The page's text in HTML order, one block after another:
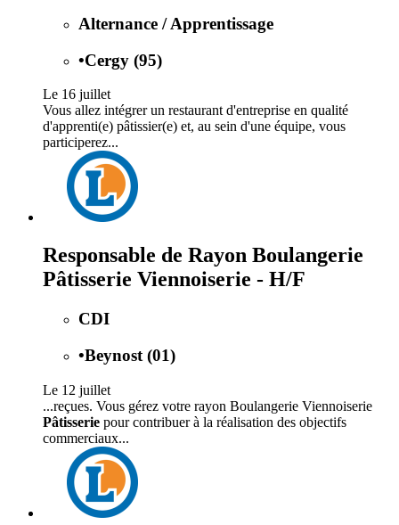
Alternance / Apprentissage
•Cergy (95)
Le 16 juillet
Vous allez intégrer un restaurant d'entreprise en qualité
d'apprenti(e) pâtissier(e) et, au sein d'une équipe, vous
participerez...
Responsable de Rayon Boulangerie
Pâtisserie Viennoiserie - H/F
CDI
•Beynost (01)
Le 12 juillet
...reçues. Vous gérez votre rayon Boulangerie Viennoiserie
Pâtisserie pour contribuer à la réalisation des objectifs
commerciaux...